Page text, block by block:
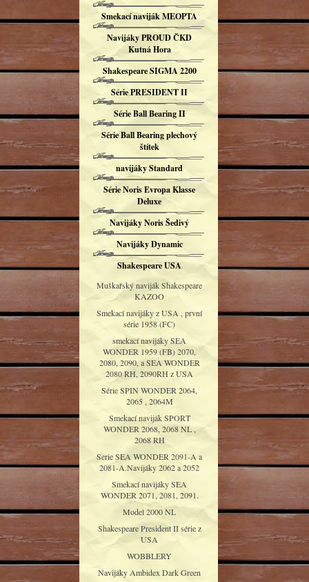
Smekací naviják MEOPTA
Navijáky PROUD ČKD
Kutná Hora
Shakespeare SIGMA 2200
Série PRESIDENT II
Série Ball Bearing II
Série Ball Bearing plechový
štítek
navijáky Standard
Série Noris Evropa Klasse
Deluxe
Navijáky Noris Šedivý
Navijáky Dynamic
Shakespeare USA
Muškařský naviják Shakespeare
KAZOO
Smekací navijáky z USA , první
série 1958 (FC)
smekací navijáky SEA
WONDER 1959 (FB) 2070,
2080, 2090, a SEA WONDER
2080 RH, 2090RH z USA
Série SPIN WONDER 2064,
2065 , 2064M
Smekací naviják SPORT
WONDER 2068, 2068 NL ,
2068 RH
Serie SEA WONDER 2091-A a
2081-A.Navijáky 2062 a 2052
Smekací navijáky SEA
WONDER 2071, 2081, 2091.
Model 2000 NL
Shakespeare President II série z
USA
WOBBLERY
Navijáky Ambidex Dark Green